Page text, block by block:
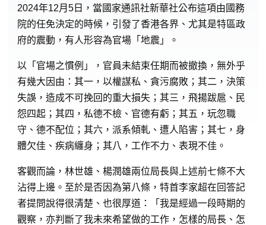
2024年12月5日，當國家通訊社新華社公布這項由國務
院的任免決定的時候，引發了香港各界、尤其是特區政
府的震動，有人形容為官場「地震」。
以「官場之慣例」，官員未結束任期而被撤換，無外乎
有幾大因由：其一，以權謀私、貪污腐敗；其二，決策
失誤，造成不可挽回的重大損失；其三，飛揚跋扈、民
怨四起；其四，私德不檢、官德有虧；其五，玩忽職
守、德不配位；其六，派系傾軋、遭人陷害；其七，身
體欠佳、疾病纏身；其八，工作不力、表現不佳。
客觀而論，林世雄、楊潤雄兩位局長與上述前七條不大
沾得上邊。至於是否因為第八條，特首李家超在回答記
者提問說得很清楚、也很厚道：「我是經過一段時期的
觀察，亦判斷了我未來希望做的工作，怎樣的局長、怎